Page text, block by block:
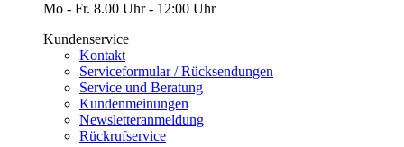
Mo - Fr. 8.00 Uhr - 12:00 Uhr
Kundenservice
Kontakt
Serviceformular / Rücksendungen
Service und Beratung
Kundenmeinungen
Newsletteranmeldung
Rückrufservice